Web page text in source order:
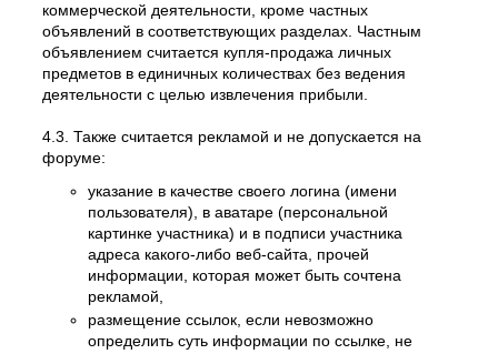
коммерческой деятельности, кроме частных
объявлений в соответствующих разделах. Частным
объявлением считается купля-продажа личных
предметов в единичных количествах без ведения
деятельности с целью извлечения прибыли.
4.3. Также считается рекламой и не допускается на
форуме:
указание в качестве своего логина (имени
пользователя), в аватаре (персональной
картинке участника) и в подписи участника
адреса какого-либо веб-сайта, прочей
информации, которая может быть сочтена
рекламой,
размещение ссылок, если невозможно
определить суть информации по ссылке, не